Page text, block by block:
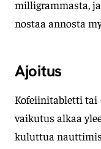
milligrammasta,
nostaa annosta
Ajoitus
Kofeiinitabletti tai
vaikutus alkaa
kuluttua